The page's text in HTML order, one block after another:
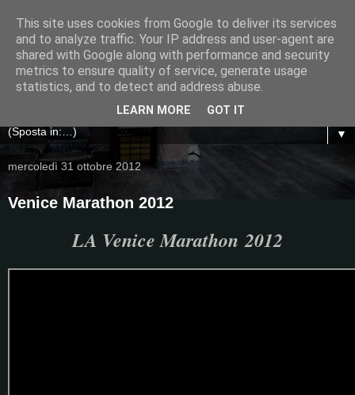
▼
mercoledì 31 ottobre 2012
Venice Marathon 2012
LA Venice Marathon2012
This site uses cookies from Google to deliver its services
and to analyze traffic. Your IP address and user-agent are
shared with Google along with performance and security
metrics to ensure quality of service, generate usage
statistics, and to detect and address abuse.
LEARN MORE GOT IT